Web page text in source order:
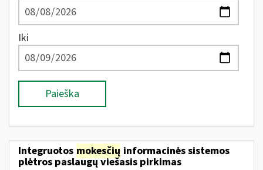
Iki
Paieška
Integruotos mokesčių informacinės sistemos
plėtros paslaugų viešasis pirkimas